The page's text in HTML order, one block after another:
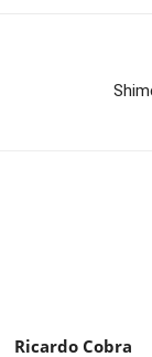
Ricardo Cobra